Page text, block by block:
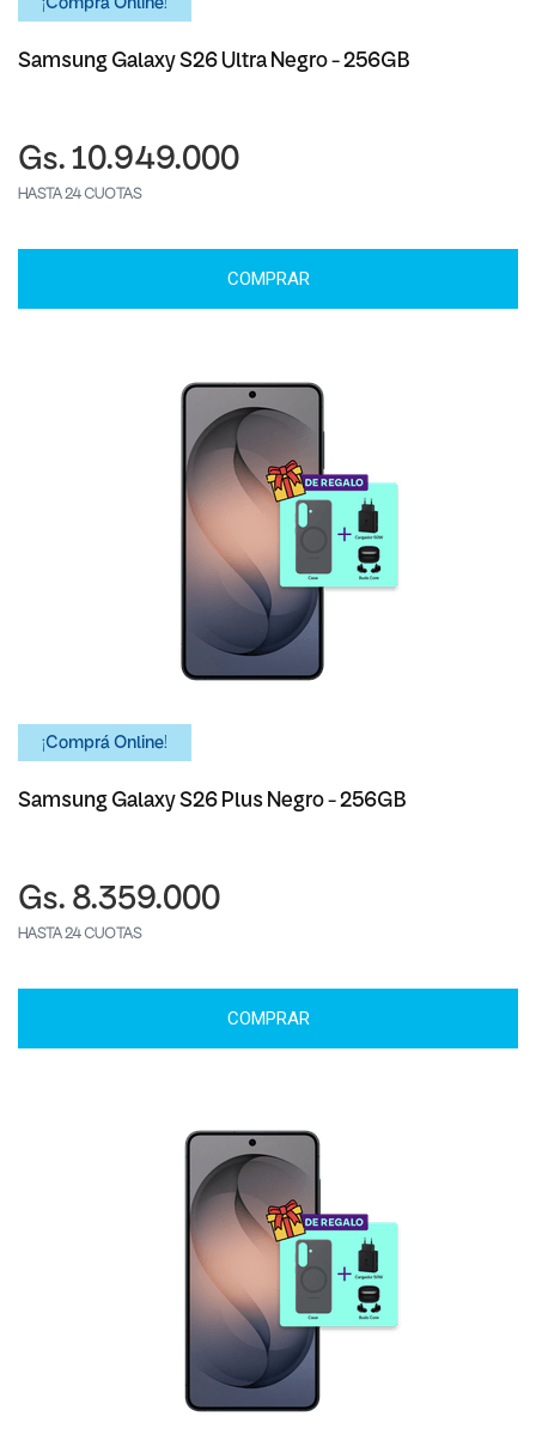
¡Comprá Online!
Samsung Galaxy S26 Ultra Negro - 256GB
Gs. 10.949.000
HASTA 24 CUOTAS
COMPRAR
¡Comprá Online!
Samsung Galaxy S26 Plus Negro - 256GB
Gs. 8.359.000
HASTA 24 CUOTAS
COMPRAR